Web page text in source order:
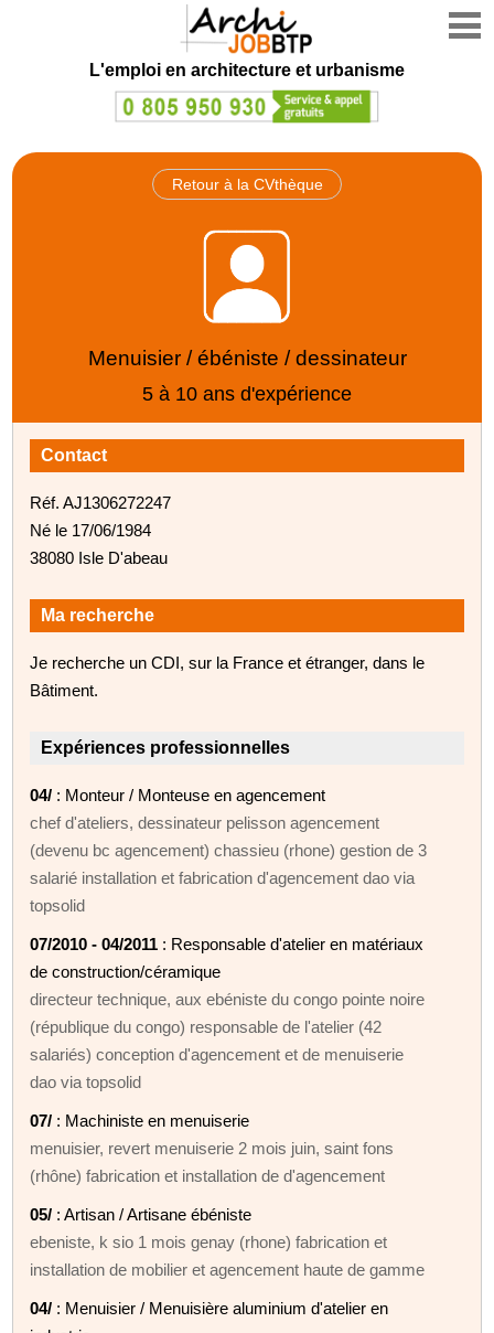
L'emploi en architecture et urbanisme
Retour à la CVthèque
Menuisier / ébéniste / dessinateur
5 à 10 ans d'expérience
Contact
Réf. AJ1306272247
Né le 17/06/1984
38080 Isle D'abeau
Ma recherche
Je recherche un CDI, sur la France et étranger, dans le
Bâtiment.
Expériences professionnelles
04/ : Monteur / Monteuse en agencement
chef d'ateliers, dessinateur pelisson agencement
(devenu bc agencement) chassieu (rhone) gestion de 3
salarié installation et fabrication d'agencement dao via
topsolid
07/2010 - 04/2011 : Responsable d'atelier en matériaux
de construction/céramique
directeur technique, aux ebéniste du congo pointe noire
(république du congo) responsable de l'atelier (42
salariés) conception d'agencement et de menuiserie
dao via topsolid
07/ : Machiniste en menuiserie
menuisier, revert menuiserie 2 mois juin, saint fons
(rhône) fabrication et installation de d'agencement
05/ : Artisan / Artisane ébéniste
ebeniste, k sio 1 mois genay (rhone) fabrication et
installation de mobilier et agencement haute de gamme
04/ : Menuisier / Menuisière aluminium d'atelier en